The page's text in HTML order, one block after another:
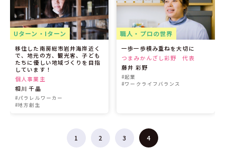
Uターン・Iターン
移住した南房総市岩井海岸近く
で、地元の方、観光客、子ども
たちに優しい地域づくりを目指
しています！
個人事業主
相川 千晶
#パラレルワーカー
#地方創生
職人・プロの世界
一歩一歩積み重ねを大切に
つまみかんざし彩野 代表
藤井 彩野
#起業
#ワークライフバランス
1 2 3 4